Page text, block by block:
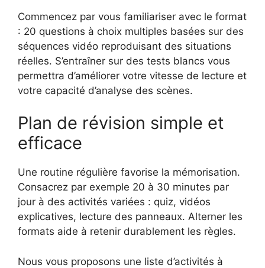
Commencez par vous familiariser avec le format
: 20 questions à choix multiples basées sur des
séquences vidéo reproduisant des situations
réelles. S’entraîner sur des tests blancs vous
permettra d’améliorer votre vitesse de lecture et
votre capacité d’analyse des scènes.
Plan de révision simple et
efficace
Une routine régulière favorise la mémorisation.
Consacrez par exemple 20 à 30 minutes par
jour à des activités variées : quiz, vidéos
explicatives, lecture des panneaux. Alterner les
formats aide à retenir durablement les règles.
Nous vous proposons une liste d’activités à